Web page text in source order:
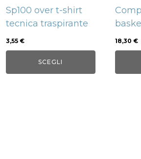
Sp100 over t-shirt
tecnica traspirante
3,55 €
SCEGLI
essere
scelte
nella
pagina
18,30 €
nella